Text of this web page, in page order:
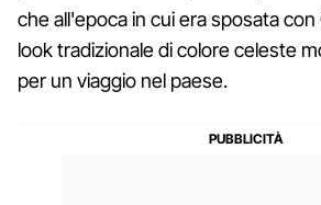
che all'epoca in cui era sposata
look tradizionale di colore celeste
per un viaggio nel paese.